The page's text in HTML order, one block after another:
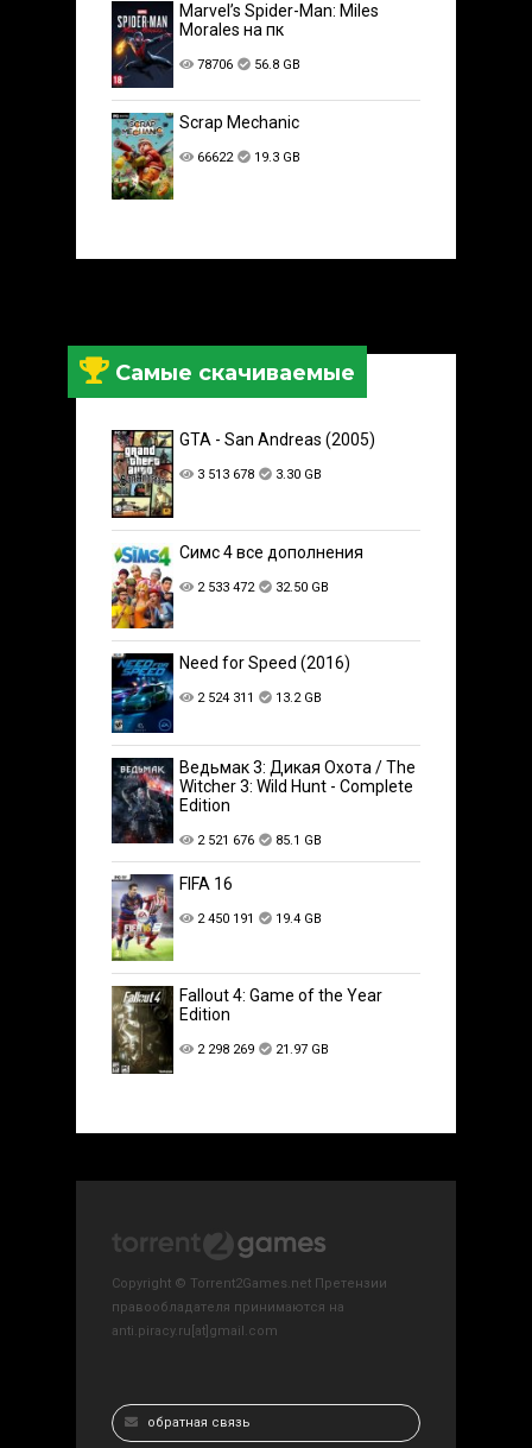
Marvel’s Spider-Man: Miles
Morales на пк
78706 56.8 GB
Scrap Mechanic
66622 19.3 GB
Самые скачиваемые
GTA - San Andreas (2005)
3 513 678 3.30 GB
Симс 4 все дополнения
2 533 472 32.50 GB
Need for Speed (2016)
2 524 311 13.2 GB
Ведьмак 3: Дикая Охота / The
Witcher 3: Wild Hunt - Complete
Edition
2 521 676 85.1 GB
FIFA 16
2 450 191 19.4 GB
Fallout 4: Game of the Year
Edition
2 298 269 21.97 GB
Copyright © Torrent2Games.net Претензии
правообладателя принимаются на
anti.piracy.ru[at]gmail.com
обратная связь